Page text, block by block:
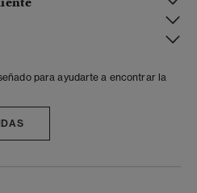
para ayudarte a encontrar la